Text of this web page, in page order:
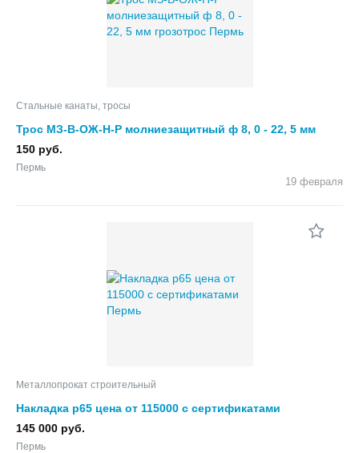
Стальные канаты, тросы
Трос МЗ-В-ОЖ-Н-Р молниезащитный ф 8, 0 - 22, 5 мм
грозотрос
150 руб.
Пермь
19 февраля
Металлопрокат строительный
Накладка р65 цена от 115000 с сертификатами
145 000 руб.
Пермь